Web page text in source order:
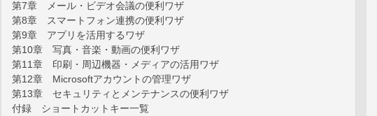
第7章 メール・ビデオ会議の便利ワザ
第8章 スマートフォン連携の便利ワザ
第9章 アプリを活用するワザ
第10章 写真・音楽・動画の便利ワザ
第11章 印刷・周辺機器・メディアの活用ワザ
第12章 Microsoftアカウントの管理ワザ
第13章 セキュリティとメンテナンスの便利ワザ
付録 ショートカットキー一覧